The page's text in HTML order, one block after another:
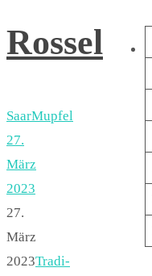
Rossel
SaarMupfel
27.
März
2023
27.
März
2023Tradi-